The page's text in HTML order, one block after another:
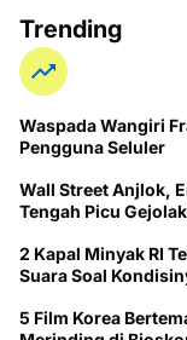
Trending
Waspada Wangiri
Pengguna Seluler
Wall Street Anjlok,
Tengah Picu
2 Kapal Minyak RI
Suara Soal
5 Film Korea